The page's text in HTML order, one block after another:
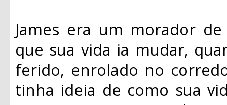
James era um morador
que sua vida ia mudar,
ferido, enrolado no
tinha ideia de como sua